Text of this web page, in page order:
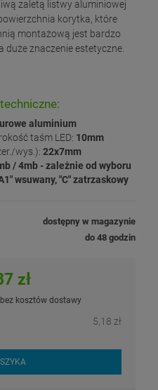
zaletą listwy aluminiowej
korytka, które
montażową jest bardzo
duże znaczenie estetyczne.
aluminium
taśm LED: 10mm
wys.): 22x7mm
/ 4mb - zależnie od wyboru
wsuwany, "C" zatrzaskowy
dostępny w magazynie
do 48 godzin
zł
kosztów dostawy
5,18 zł